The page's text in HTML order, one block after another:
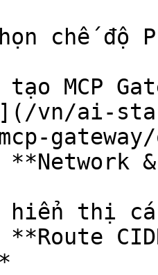
chế độ
MCP
vn/ai-
hiển thị
**Route